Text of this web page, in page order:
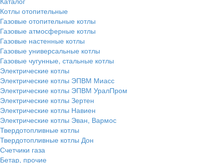
Котлы отопительные
Газовые отопительные котлы
Газовые атмосферные котлы
Газовые настенные котлы
Газовые универсальные котлы
Газовые чугунные, стальные котлы
Электрические котлы
Электрические котлы ЭПВМ Миасс
Электрические котлы ЭПВМ УралПром
Электрические котлы Зертен
Электрические котлы Навиен
Электрические котлы Эван, Вармос
Твердотопливные котлы
Твердотопливные котлы Дон
Счетчики газа
Бетар, прочие